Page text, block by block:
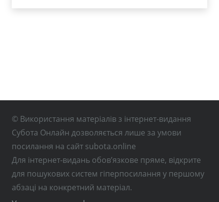
© Використання матеріалів з інтернет-видання
Субота Онлайн дозволяється лише за умови
посилання на сайт subota.online
Для інтернет-видань обов’язкове пряме, відкрите
для пошукових систем гіперпосилання у першому
абзаці на конкретний матеріал.